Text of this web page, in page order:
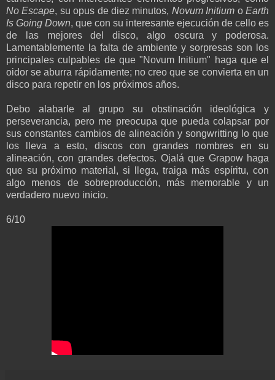
No Escape, su opus de diez minutos, Novum Initium oEarth
Is Going Down, que con su interesante ejecución de cello es
de las mejores del disco, algo oscura y poderosa.
Lamentablemente la falta de ambiente y sorpresas son los
principales culpables de que "Novum Initium" haga que el
oidor se aburra rápidamente; no creo que se convierta en un
disco para repetir en los próximos años.
Debo alabarle al grupo su obstinación ideológica y
perseverancia, pero me preocupa que pueda colapsar por
sus constantes cambios de alineación y songwritting lo que
los lleva a esto, discos con grandes nombres en su
alineación, con grandes defectos. Ojalá que Grapow haga
que su próximo material, si llega, traiga más espíritu, con
algo menos de sobreproducción, más memorable y un
verdadero nuevo inicio.
6/10